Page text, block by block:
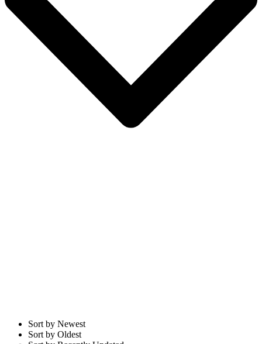
Sort by Newest
Sort by Oldest